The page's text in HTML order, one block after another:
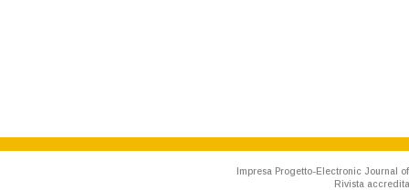
Impresa Progetto-Electronic Journal
Rivista